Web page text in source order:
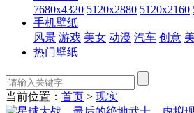
7680x4320 5120x2880 5120x2160
手机壁纸
风景 游戏 美女 动漫 汽车 创意
热门壁纸
当前位置： 首页 > 现实